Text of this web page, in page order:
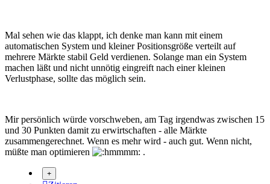
Mal sehen wie das klappt, ich denke man kann mit einem
automatischen System und kleiner Positionsgröße verteilt auf
mehrere Märkte stabil Geld verdienen. Solange man ein System
machen läßt und nicht unnötig eingreift nach einer kleinen
Verlustphase, sollte das möglich sein.
Mir persönlich würde vorschweben, am Tag irgendwas zwischen 15
und 30 Punkten damit zu erwirtschaften - alle Märkte
zusammengerechnet. Wenn es mehr wird - auch gut. Wenn nicht,
müßte man optimieren
.